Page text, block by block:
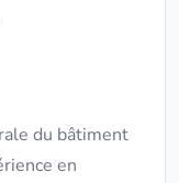
du bâtiment
en